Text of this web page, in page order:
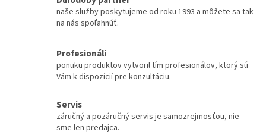
naše služby poskytujeme od roku 1993 a môžete sa tak
na nás spoľahnúť.
Profesionáli
ponuku produktov vytvoril tím profesionálov, ktorý sú
Vám k dispozícií pre konzultáciu.
Servis
záručný a pozáručný servis je samozrejmosťou, nie
sme len predajca.